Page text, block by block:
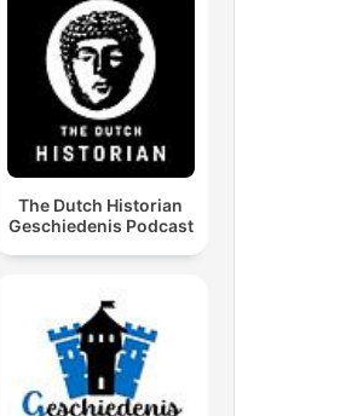
The Dutch Historian
Geschiedenis Podcast